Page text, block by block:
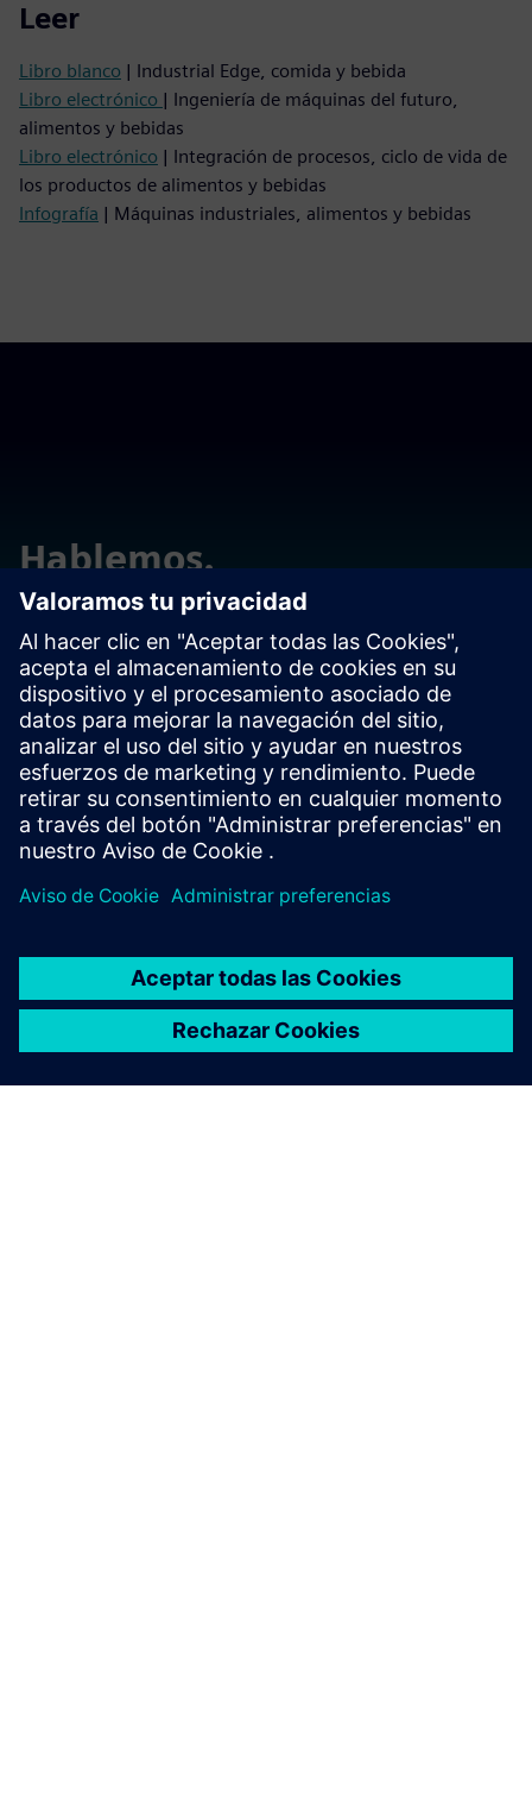
Leer
Libro blanco | Industrial Edge, comida y bebida
Libro electrónico | Ingeniería de máquinas del futuro,
alimentos y bebidas
Libro electrónico | Integración de procesos, ciclo de vida de
los productos de alimentos y bebidas
Infografía | Máquinas industriales, alimentos y bebidas
Hablemos.
Póngase en contacto con nosotros si tiene preguntas o
comentarios. ¡Estamos aquí para ayudar!
Contactar con el departamento comercial